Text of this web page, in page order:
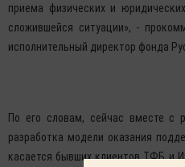
приема физических и
сложившейся ситуации», -
исполнительный директор фонда
По его словам, сейчас вместе с
разработка модели оказания
касается бывших клиентов ТФБ и